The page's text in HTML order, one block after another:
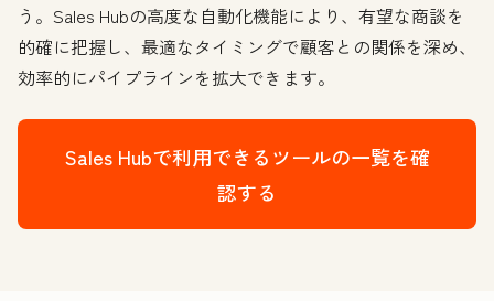
う。Sales Hubの高度な自動化機能により、有望な商談を
的確に把握し、最適なタイミングで顧客との関係を深め、
効率的にパイプラインを拡大できます。
Sales Hubで利用できるツールの一覧を確
認する